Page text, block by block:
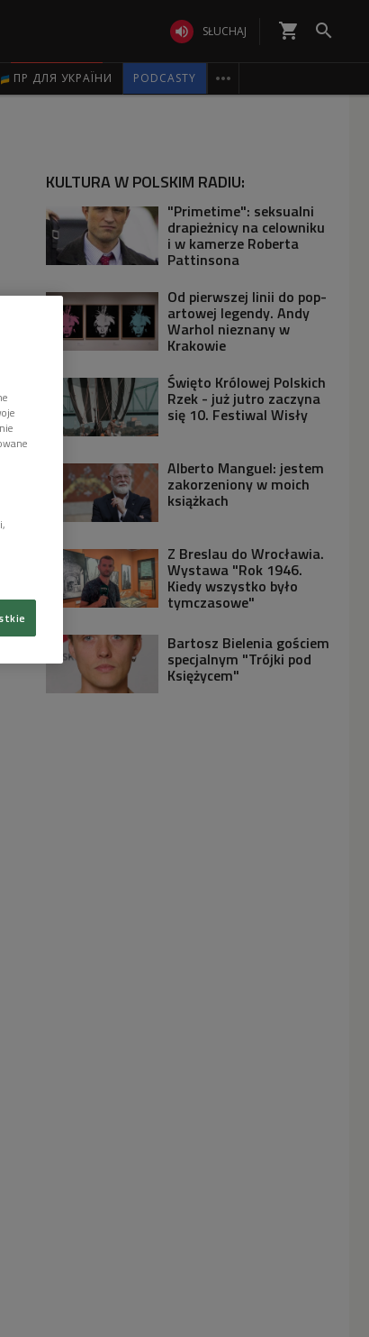
 SŁUCHAJ shopping_cart 
ПР ДЛЯ УКРАЇНИ PODCASTY 
KULTURA W POLSKIM RADIU:
"Primetime": seksualni
drapieżnicy na celowniku
i w kamerze Roberta
Pattinsona
Od pierwszej linii do pop-
artowej legendy. Andy
Warhol nieznany w
Krakowie
Święto Królowej Polskich
Rzek - już jutro zaczyna
się 10. Festiwal Wisły
Alberto Manguel: jestem
zakorzeniony w moich
książkach
Z Breslau do Wrocławia.
Wystawa "Rok 1946.
Kiedy wszystko było
tymczasowe"
Bartosz Bielenia gościem
specjalnym "Trójki pod
Księżycem"